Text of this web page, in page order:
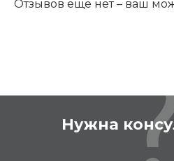
Отзывов ещё нет – ваш
Нужна